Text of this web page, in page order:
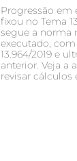
Progressão em
fixou no Tema
segue a norma
executado,
13.964/2019 e
anterior. Veja a
revisar cálculos